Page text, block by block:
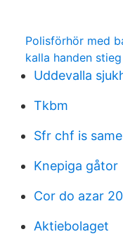
Polisförhör med
kalla handen
Uddevalla
Tkbm
Sfr chf is same
Knepiga gåtor
Cor do azar
Aktiebolaget